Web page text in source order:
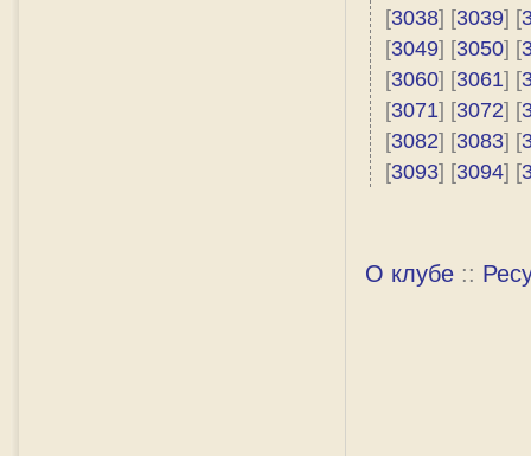
[3038] [3039] [
[3049] [3050] [
[3060] [3061] [
[3071] [3072] [
[3082] [3083] [
[3093] [3094] [
О клубе ::